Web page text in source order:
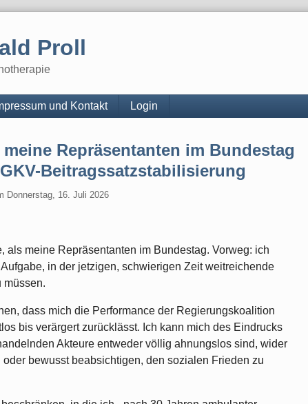
Proll
und Kontakt Login
Repräsentanten im Bundestag
Beitragssatzstabilisierung
Donnerstag, 16. Juli 2026
als meine Repräsentanten im Bundestag. Vorweg: ich
in der jetzigen, schwierigen Zeit weitreichende
müssen.
dass mich die Performance der Regierungskoalition
bis verärgert zurücklässt. Ich kann mich des Eindrucks
Akteure entweder völlig ahnungslos sind, wider
bewusst beabsichtigen, den sozialen Frieden zu